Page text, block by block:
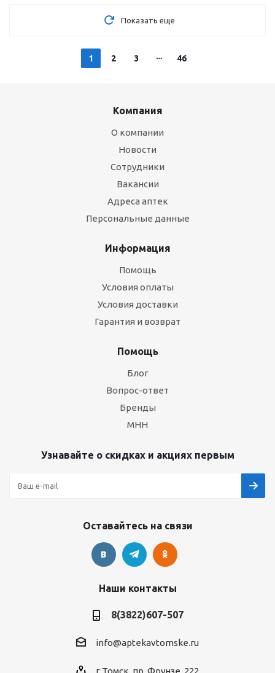
Показать еще
1 2 3 46
Компания
О компании
Новости
Сотрудники
Вакансии
Адреса аптек
Персональные данные
Информация
Помощь
Условия оплаты
Условия доставки
Гарантия и возврат
Помощь
Блог
Вопрос-ответ
Бренды
МНН
Узнавайте о скидках и акциях первым
Оставайтесь на связи
Наши контакты
8(3822)607-507
info@aptekavtomske.ru
г.Томск, пр. Фрунзе, 222